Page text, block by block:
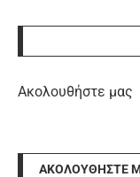
Ακολουθήστε μας
ΑΚΟΛΟΥΘΉΣΤΕ